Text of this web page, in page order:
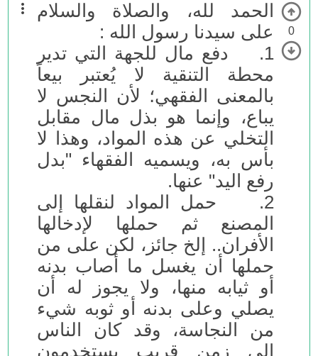
0
الحمد لله، والصلاة والسلام
على سيدنا رسول الله :
1. دفع مال للجهة التي تدير
محطة التنقية لا يُعتبر بيعاً
بالمعنى الفقهي؛ لأن النجس لا
يباع، وإنما هو بذل مال مقابل
التخلي عن هذه المواد، وهذا لا
بأس به، ويسميه الفقهاء "بدل
رفع اليد" عنها.
2. حمل المواد لنقلها إلى
المصنع ثم حملها لإدخالها
الأفران.. إلخ جائز، لكن على من
حملها أن يغسل ما أصاب بدنه
أو ثيابه منها، ولا يجوز له أن
يصلي وعلى بدنه أو ثوبه شيء
من النجاسة، وقد كان الناس
إلى زمن قريب يستخدمون